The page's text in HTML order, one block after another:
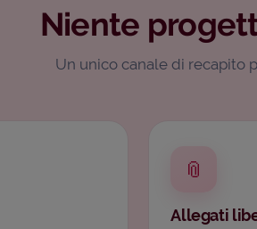
Niente
Un unico canale di recapito
📎
Allegati